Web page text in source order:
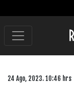
24 Ago, 2023. 10:46 hrs